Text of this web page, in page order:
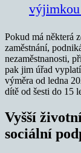
Pokud má některá
zaměstnání,
nezaměstnanosti,
pak jim úřad
výměra od ledna
dítě od šesti do 15
Vyšší
sociální